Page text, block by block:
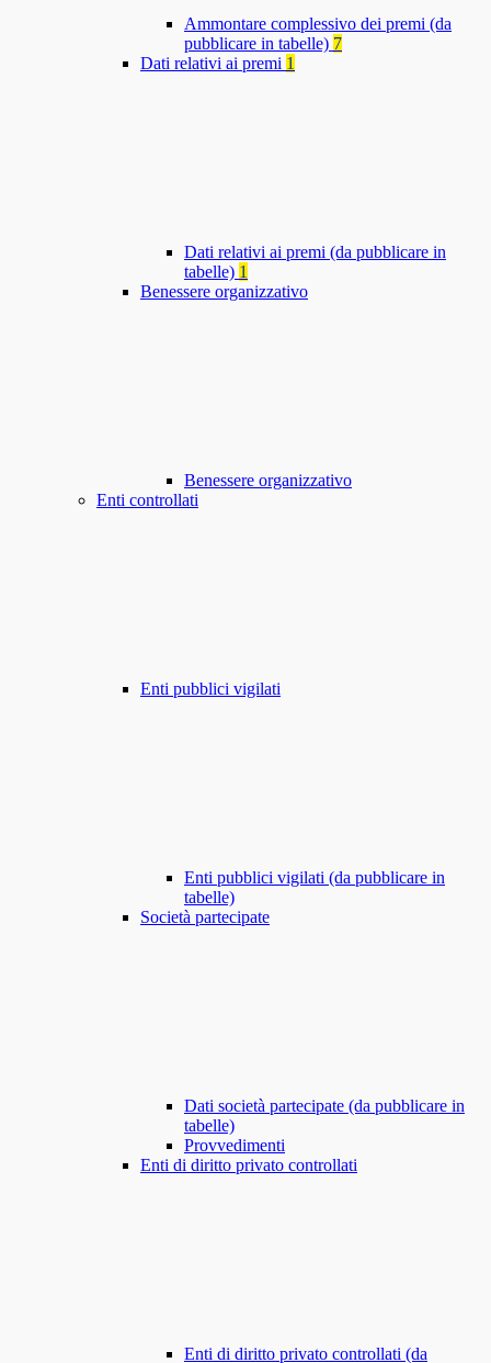
Ammontare complessivo dei premi (da
pubblicare in tabelle) 7
Dati relativi ai premi 1
Dati relativi ai premi (da pubblicare in
tabelle) 1
Benessere organizzativo
Benessere organizzativo
Enti controllati
Enti pubblici vigilati
Enti pubblici vigilati (da pubblicare in
tabelle)
Società partecipate
Dati società partecipate (da pubblicare in
tabelle)
Provvedimenti
Enti di diritto privato controllati
Enti di diritto privato controllati (da